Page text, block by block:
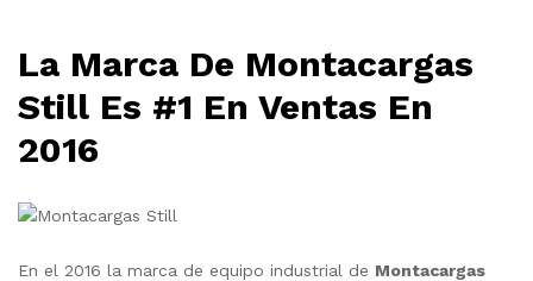
La Marca De Montacargas
Still Es #1 En Ventas En
2016
En el 2016 la marca de equipo industrial de Montacargas